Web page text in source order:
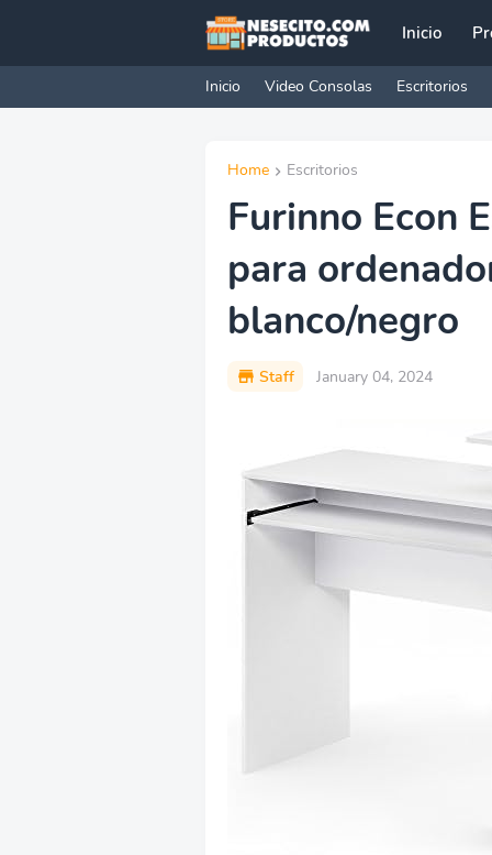
Inicio
Inicio Video Consolas Escritorios
Home Escritorios
Furinno Econ
para
blanco/negro
Staff January 04, 2024